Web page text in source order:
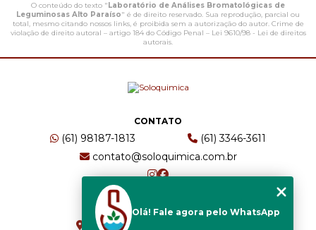
O conteúdo do texto " Laboratório de Análises Bromatológicas de
Leguminosas Alto Paraíso" é de direito reservado. Sua reprodução, parcial ou
total, mesmo citando nossos links, é proibida sem a autorização do autor. Crime de
violação de direito autoral – artigo 184 do Código Penal – Lei 9610/98 - Lei de direitos
autorais.
CONTATO
(61) 98187-1813
(61) 3346-3611
contato@soloquimica.com.br
ENDEREÇO
CRS 511 Sul, Bl B, Sl 49 - Asa Sul
Olá! Fale agora pelo WhatsApp